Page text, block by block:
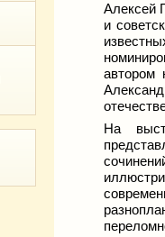
Алексей
и
автором
На